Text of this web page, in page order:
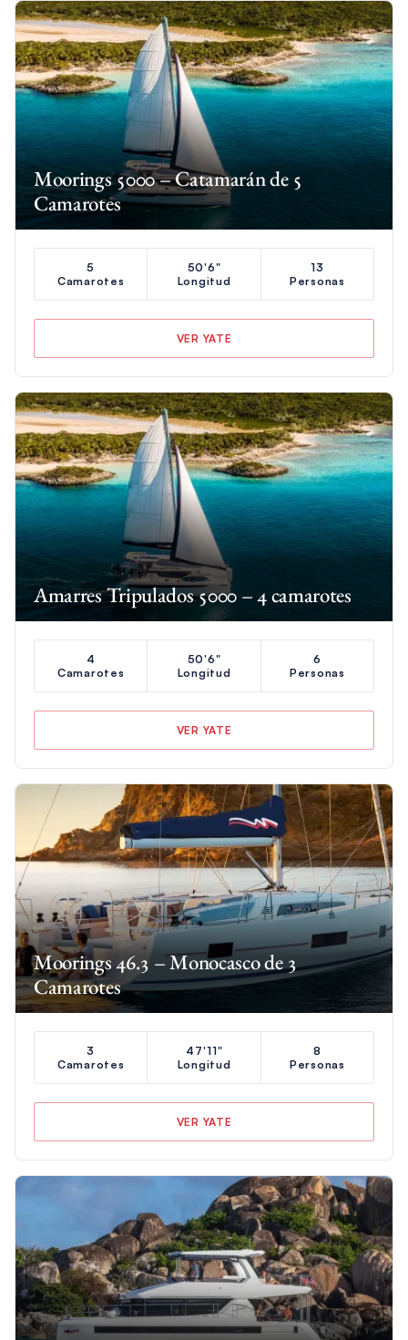
Moorings 5000 – Catamarán de 5
Camarotes
5
Camarotes
50'6"
Longitud
13
Personas
VER YATE
Amarres Tripulados 5000 – 4 camarotes
4
Camarotes
50'6"
Longitud
6
Personas
VER YATE
Moorings 46.3 – Monocasco de 3
Camarotes
3
Camarotes
47'11"
Longitud
8
Personas
VER YATE